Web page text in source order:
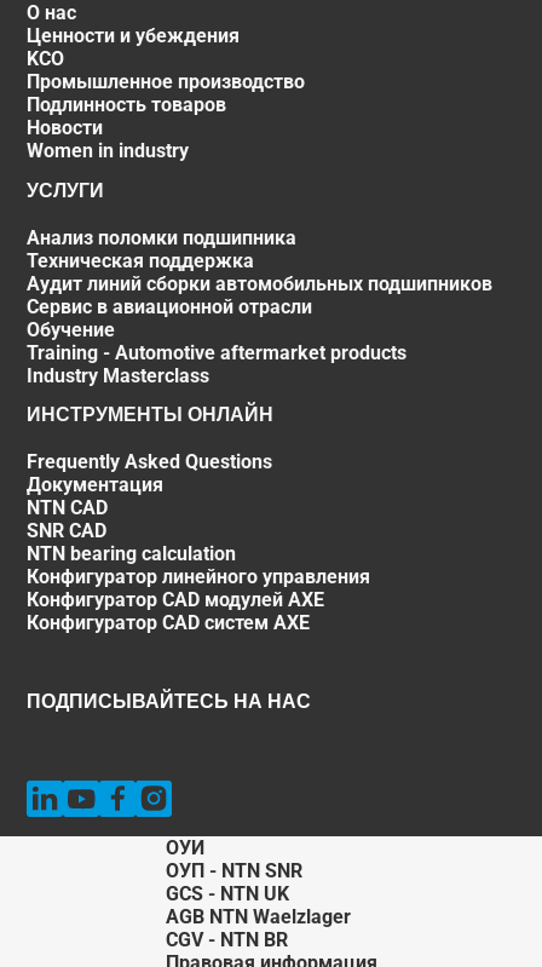
О нас
Ценности и убеждения
KCO
Промышленное производство
Подлинность товаров
Новости
Women in industry
УСЛУГИ
Анализ поломки подшипника
Техническая поддержка
Аудит линий сборки автомобильных подшипников
Сервис в авиационной отрасли
Обучение
Training - Automotive aftermarket products
Industry Masterclass
ИНСТРУМЕНТЫ ОНЛАЙН
Frequently Asked Questions
Документация
NTN CAD
SNR CAD
NTN bearing calculation
Конфигуратор линейного управления
Конфигуратор CAD модулей AXE
Конфигуратор CAD систем AXE
ПОДПИСЫВАЙТЕСЬ НА НАС
ОУИ
ОУП - NTN SNR
GCS - NTN UK
AGB NTN Waelzlager
CGV - NTN BR